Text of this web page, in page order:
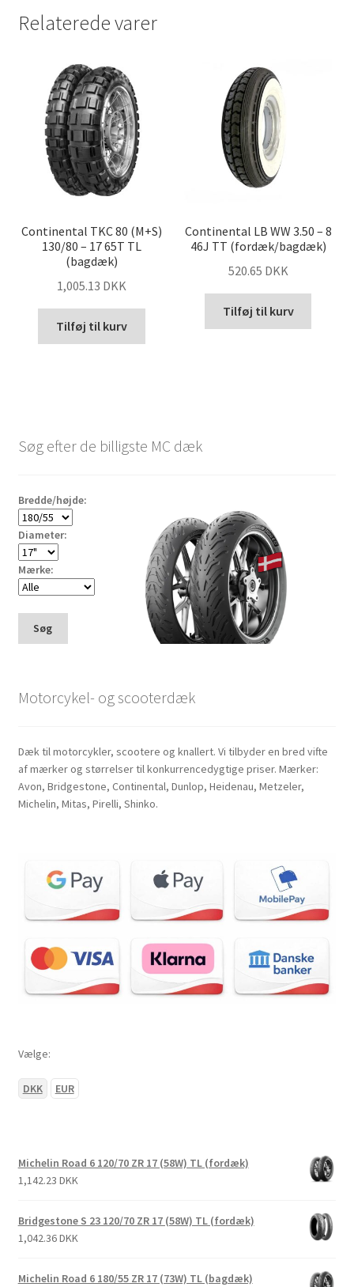
Relaterede varer
Continental TKC 80 (M+S)
130/80 – 17 65T TL
(bagdæk)
1,005.13 DKK
Tilføj til kurv
Continental LB WW 3.50 – 8
46J TT (fordæk/bagdæk)
520.65 DKK
Tilføj til kurv
Søg efter de billigste MC dæk
Bredde/højde:
Diameter:
Mærke:
Søg
Motorcykel- og scooterdæk
Dæk til motorcykler, scootere og knallert. Vi tilbyder en bred vifte
af mærker og størrelser til konkurrencedygtige priser. Mærker:
Avon, Bridgestone, Continental, Dunlop, Heidenau, Metzeler,
Michelin, Mitas, Pirelli, Shinko.
Vælge:
DKK EUR
Michelin Road 6 120/70 ZR 17 (58W) TL (fordæk)
1,142.23 DKK
Bridgestone S 23 120/70 ZR 17 (58W) TL (fordæk)
1,042.36 DKK
Michelin Road 6 180/55 ZR 17 (73W) TL (bagdæk)